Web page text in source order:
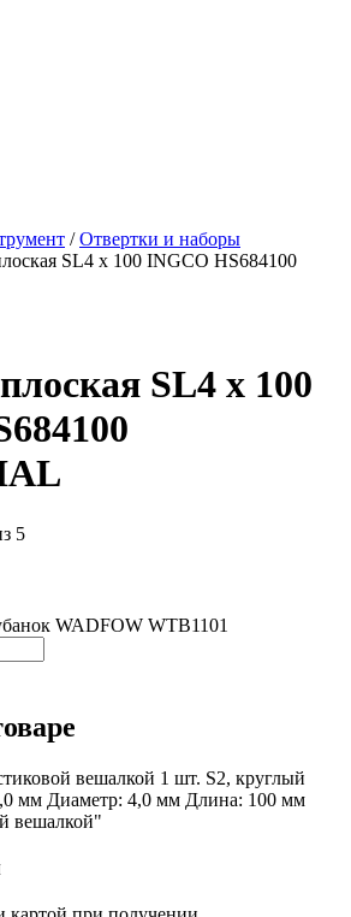
/Отвертки и наборы
SL4 x 100 INGCO HS684100
SL4 x 100
5
WADFOW WTB1101
вешалкой 1 шт. S2, круглый
мм Диаметр: 4,0 мм Длина: 100 мм
вешалкой"